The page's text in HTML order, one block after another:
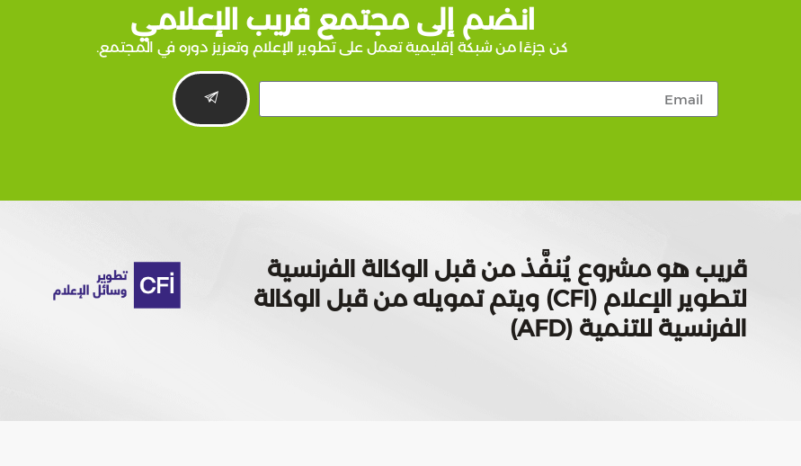
انضم إلى مجتمع قريب الإعلامي
كن جزءًا من شبكة إقليمية تعمل على تطوير الإعلام وتعزيز دوره في المجتمع.
قريب هو مشروع يُنفَّذ من قبل الوكالة الفرنسية
لتطوير الإعلام (CFI) ويتم تمويله من قبل الوكالة
الفرنسية للتنمية (AFD)